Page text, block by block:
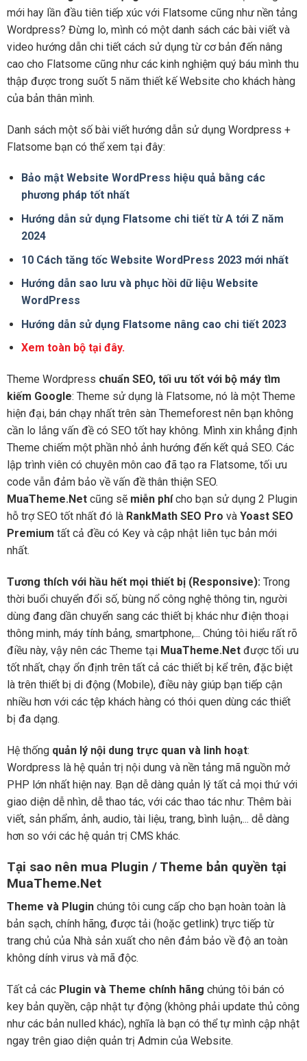
mới hay lần đầu tiên tiếp xúc với Flatsome cũng như nền tảng
Wordpress? Đừng lo, mình có một danh sách các bài viết và
video hướng dẫn chi tiết cách sử dụng từ cơ bản đến nâng
cao cho Flatsome cũng như các kinh nghiệm quý báu mình thu
thập được trong suốt 5 năm thiết kế Website cho khách hàng
của bản thân mình.
Danh sách một số bài viết hướng dẫn sử dụng Wordpress +
Flatsome bạn có thể xem tại đây:
Bảo mật Website WordPress hiệu quả bằng các
phương pháp tốt nhất
Hướng dẫn sử dụng Flatsome chi tiết từ A tới Z năm
2024
10 Cách tăng tốc Website WordPress 2023 mới nhất
Hướng dẫn sao lưu và phục hồi dữ liệu Website
WordPress
Hướng dẫn sử dụng Flatsome nâng cao chi tiết 2023
Xem toàn bộ tại đây.
Theme Wordpress chuẩn SEO, tối ưu tốt với bộ máy tìm
kiếm Google: Theme sử dụng là Flatsome, nó là một Theme
hiện đại, bán chạy nhất trên sàn Themeforest nên bạn không
cần lo lắng vấn đề có SEO tốt hay không. Mình xin khẳng định
Theme chiếm một phần nhỏ ảnh hướng đến kết quả SEO. Các
lập trình viên có chuyên môn cao đã tạo ra Flatsome, tối ưu
code vẫn đảm bảo về vấn đề thân thiện SEO.
MuaTheme.Net cũng sẽ miễn phícho bạn sử dụng 2 Plugin
hỗ trợ SEO tốt nhất đó là RankMath SEO Pro và Yoast SEO
Premium tất cả đều có Key và cập nhật liên tục bản mới
nhất.
Tương thích với hầu hết mọi thiết bị (Responsive): Trong
thời buổi chuyển đổi số, bùng nổ công nghệ thông tin, người
dùng đang dần chuyển sang các thiết bị khác như điện thoại
thông minh, máy tính bảng, smartphone,... Chúng tôi hiểu rất rõ
điều này, vậy nên các Theme tại MuaTheme.Net được tối ưu
tốt nhất, chạy ổn định trên tất cả các thiết bị kể trên, đặc biệt
là trên thiết bị di động (Mobile), điều này giúp bạn tiếp cận
nhiều hơn với các tệp khách hàng có thói quen dùng các thiết
bị đa dạng.
Hệ thống quản lý nội dung trực quan và linh hoạt:
Wordpress là hệ quản trị nội dung và nền tảng mã nguồn mở
PHP lớn nhất hiện nay. Bạn dễ dàng quản lý tất cả mọi thứ với
giao diện dễ nhìn, dễ thao tác, với các thao tác như: Thêm bài
viết, sản phẩm, ảnh, audio, tài liệu, trang, bình luận,... dễ dàng
hơn so với các hệ quản trị CMS khác.
Tại sao nên mua Plugin / Theme bản quyền tại
MuaTheme.Net
Theme và Plugin chúng tôi cung cấp cho bạn hoàn toàn là
bản sạch, chính hãng, được tải (hoặc getlink) trực tiếp từ
trang chủ của Nhà sản xuất cho nên đảm bảo về độ an toàn
không dính virus và mã độc.
Tất cả các Plugin và Theme chính hãng chúng tôi bán có
key bản quyền, cập nhật tự động (không phải update thủ công
như các bản nulled khác), nghĩa là bạn có thể tự mình cập nhật
ngay trên giao diện quản trị Admin của Website.